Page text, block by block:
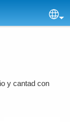
y cantad con